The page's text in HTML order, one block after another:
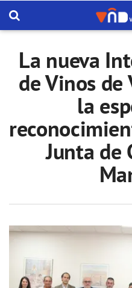
La nueva
de Vinos de
la
Junta de